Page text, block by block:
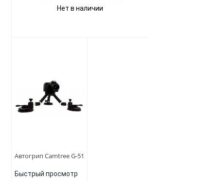
Нет в наличии
Автогрип Camtree G-51
Быстрый просмотр